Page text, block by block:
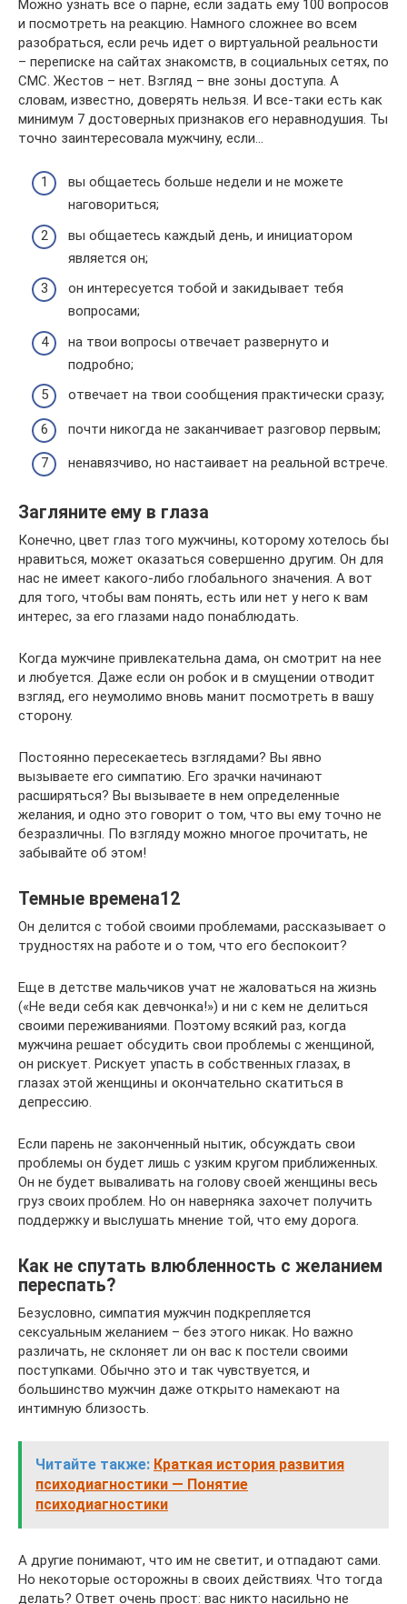
Можно узнать все о парне, если задать ему 100 вопросов
и посмотреть на реакцию. Намного сложнее во всем
разобраться, если речь идет о виртуальной реальности
– переписке на сайтах знакомств, в социальных сетях, по
СМС. Жестов – нет. Взгляд – вне зоны доступа. А
словам, известно, доверять нельзя. И все-таки есть как
минимум 7 достоверных признаков его неравнодушия. Ты
точно заинтересовала мужчину, если…
вы общаетесь больше недели и не можете
наговориться;
вы общаетесь каждый день, и инициатором
является он;
он интересуется тобой и закидывает тебя
вопросами;
на твои вопросы отвечает развернуто и
подробно;
отвечает на твои сообщения практически сразу;
почти никогда не заканчивает разговор первым;
ненавязчиво, но настаивает на реальной встрече.
Загляните ему в глаза
Конечно, цвет глаз того мужчины, которому хотелось бы
нравиться, может оказаться совершенно другим. Он для
нас не имеет какого-либо глобального значения. А вот
для того, чтобы вам понять, есть или нет у него к вам
интерес, за его глазами надо понаблюдать.
Когда мужчине привлекательна дама, он смотрит на нее
и любуется. Даже если он робок и в смущении отводит
взгляд, его неумолимо вновь манит посмотреть в вашу
сторону.
Постоянно пересекаетесь взглядами? Вы явно
вызываете его симпатию. Его зрачки начинают
расширяться? Вы вызываете в нем определенные
желания, и одно это говорит о том, что вы ему точно не
безразличны. По взгляду можно многое прочитать, не
забывайте об этом!
Темные времена12
Он делится с тобой своими проблемами, рассказывает о
трудностях на работе и о том, что его беспокоит?
Еще в детстве мальчиков учат не жаловаться на жизнь
(«Не веди себя как девчонка!») и ни с кем не делиться
своими переживаниями. Поэтому всякий раз, когда
мужчина решает обсудить свои проблемы с женщиной,
он рискует. Рискует упасть в собственных глазах, в
глазах этой женщины и окончательно скатиться в
депрессию.
Если парень не законченный нытик, обсуждать свои
проблемы он будет лишь с узким кругом приближенных.
Он не будет вываливать на голову своей женщины весь
груз своих проблем. Но он наверняка захочет получить
поддержку и выслушать мнение той, что ему дорога.
Как не спутать влюбленность с желанием
переспать?
Безусловно, симпатия мужчин подкрепляется
сексуальным желанием – без этого никак. Но важно
различать, не склоняет ли он вас к постели своими
поступками. Обычно это и так чувствуется, и
большинство мужчин даже открыто намекают на
интимную близость.
Читайте также: Краткая история развития
психодиагностики — Понятие
психодиагностики
А другие понимают, что им не светит, и отпадают сами.
Но некоторые осторожны в своих действиях. Что тогда
делать? Ответ очень прост: вас никто насильно не